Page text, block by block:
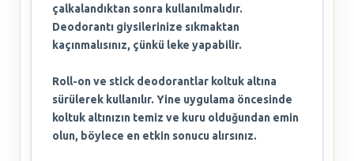
çalkalandıktan sonra kullanılmalıdır.
Deodorantı giysilerinize sıkmaktan
kaçınmalısınız, çünkü leke yapabilir.
Roll-on ve stick deodorantlar koltuk altına
sürülerek kullanılır. Yine uygulama öncesinde
koltuk altınızın temiz ve kuru olduğundan emin
olun, böylece en etkin sonucu alırsınız.